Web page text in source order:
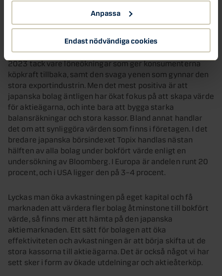
Anpassa
Endast nödvändiga cookies
januari 2022.
När det gäller den japanska börsen ser vi goda skäl till att
den positiva kursutvecklingen ska kunna fortsätta. Den
japanska ekonomin väntas utvecklas bättre i år än under
2023 tack vare löneökningar som ger konsumenterna
köpkraft tillbaka, samt den svaga yenen som gynnar den
stora exportindustrin. Men det mest positiva är att
japanska bolag äntligen har ökat fokus på att skapa värde
för aktieägarna, och inte bara att bygga starka
balansräkningar och stora kassor. Bland annat handlar
det om att synliggöra värden som finns i företagen. I det
bredare japanska börsindexet Topix handlas nästan
hälften av alla bolag under bokfört värde enligt en
undersökning av Bloomberg. I Europa är andelen runt 20
procent, och i USA ligger den på 3–4 procent.
Lyckas man öka avkastningen på eget kapital och få
marknaden att värdera fler bolag åtminstone till bokfört
värde, så finns mer att hämta på den japanska
aktiemarknaden. Ett sätt för bolagen att öka
effektiviteten och avkastningen är att börja skifta ut de
stora kassorna till aktieägarna. Det är också något vi har
sett sker i form av ökade utdelningar och aktieåterköp.